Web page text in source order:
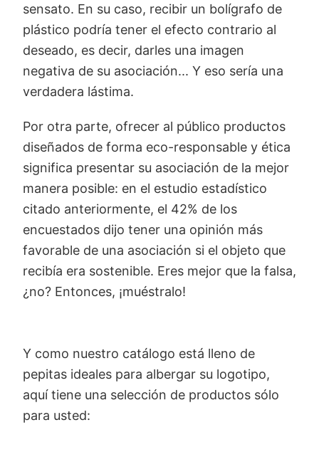
sensato. En su caso, recibir un bolígrafo de
plástico podría tener el efecto contrario al
deseado, es decir, darles una imagen
negativa de su asociación... Y eso sería una
verdadera lástima.
Por otra parte, ofrecer al público productos
diseñados de forma eco-responsable y ética
significa presentar su asociación de la mejor
manera posible: en el estudio estadístico
citado anteriormente, el 42% de los
encuestados dijo tener una opinión más
favorable de una asociación si el objeto que
recibía era sostenible. Eres mejor que la falsa,
¿no? Entonces, ¡muéstralo!
Y como nuestro catálogo está lleno de
pepitas ideales para albergar su logotipo,
aquí tiene una selección de productos sólo
para usted: